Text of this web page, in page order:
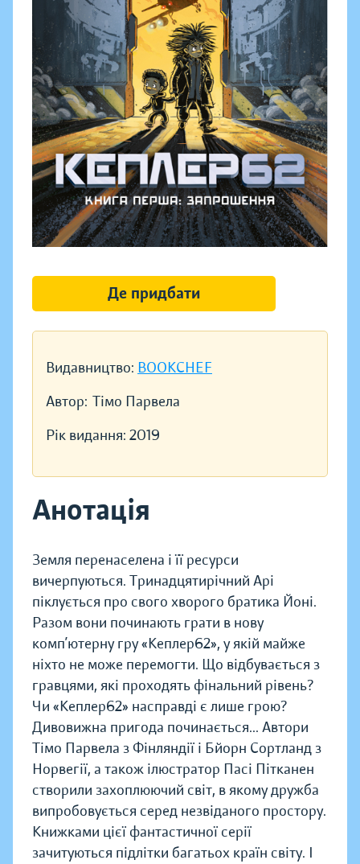
Видавництво: BOOKCHEF
Автор: Тімо Парвела
Рік видання: 2019
Анотація
Земля перенаселена і її ресурси
вичерпуються. Тринадцятирічний Арі
піклується про свого хворого братика Йоні.
Разом вони починають грати в нову
комп’ютерну гру «Кеплер62», у якій майже
ніхто не може перемогти. Що відбувається з
гравцями, які проходять фінальний рівень?
Чи «Кеплер62» насправді є лише грою?
Дивовижна пригода починається... Автори
Тімо Парвела з Фінляндії і Бйорн Сортланд з
Норвегії, а також ілюстратор Пасі Пітканен
створили захоплюючий світ, в якому дружба
випробовується серед незвіданого простору.
Книжками цієї фантастичної серії
зачитуються підлітки багатьох країн світу. І
Де придбати